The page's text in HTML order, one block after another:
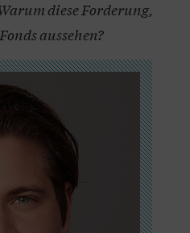
diese Forderung,
aussehen?